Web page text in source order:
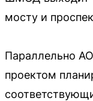
мосту и
Параллельно
проектом